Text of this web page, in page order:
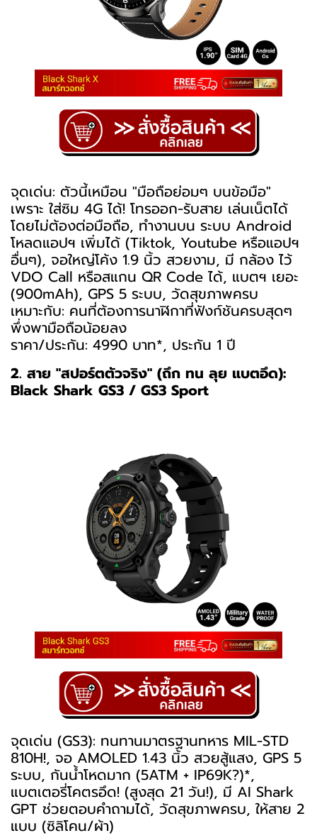
จุดเด่น: ตัวนี้เหมือน "มือถือย่อมๆ บนข้อมือ"
เพราะ ใส่ซิม 4G ได้! โทรออก-รับสาย เล่นเน็ตได้
โดยไม่ต้องต่อมือถือ, ทำงานบน ระบบ Android
โหลดแอปฯ เพิ่มได้ (Tiktok, Youtube หรือแอปฯ
อื่นๆ), จอใหญ่โค้ง 1.9 นิ้ว สวยงาม, มี กล้อง ไว้
VDO Call หรือสแกน QR Code ได้, แบตฯ เยอะ
(900mAh), GPS 5 ระบบ, วัดสุขภาพครบ
เหมาะกับ: คนที่ต้องการนาฬิกาที่ฟังก์ชันครบสุดๆ
พึ่งพามือถือน้อยลง
ราคา/ประกัน: 4990 บาท*, ประกัน 1 ปี
2. สาย "สปอร์ตตัวจริง" (ถึก ทน ลุย แบตอึด):
Black Shark GS3 / GS3 Sport
จุดเด่น (GS3): ทนทานมาตรฐานทหาร MIL-STD
810H!, จอ AMOLED 1.43 นิ้ว สวยสู้แสง, GPS 5
ระบบ, กันน้ำโหดมาก (5ATM + IP69K?)*,
แบตเตอรี่โคตรอึด! (สูงสุด 21 วัน!), มี AI Shark
GPT ช่วยตอบคำถามได้, วัดสุขภาพครบ, ให้สาย 2
แบบ (ซิลิโคน/ผ้า)